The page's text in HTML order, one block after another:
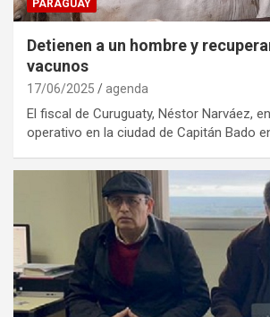
PARAGUAY
Detienen a un hombre y
vacunos
17/06/2025 agenda
El fiscal de Curuguaty, Néstor Narváez,
operativo en la ciudad de Capitán Bado